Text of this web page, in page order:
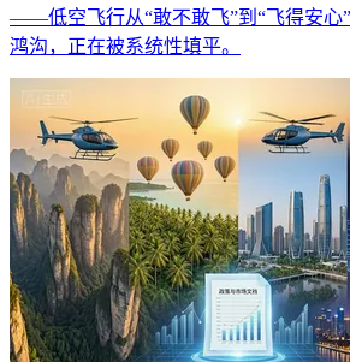
——低空飞行从“敢不敢飞”到“飞得安心
鸿沟，正在被系统性填平。